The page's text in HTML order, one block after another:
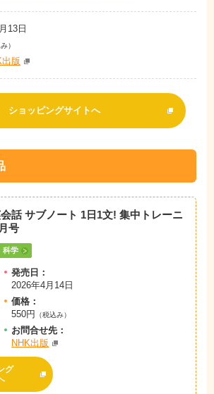
13日
）
出版
ショッピングサイトへ
話 サブノート 1日1文! 集中トレーニ
号
科学
発売日：
2026年4月14日
価格：
550円
（税込み）
お問合せ先：
NHK出版
グ